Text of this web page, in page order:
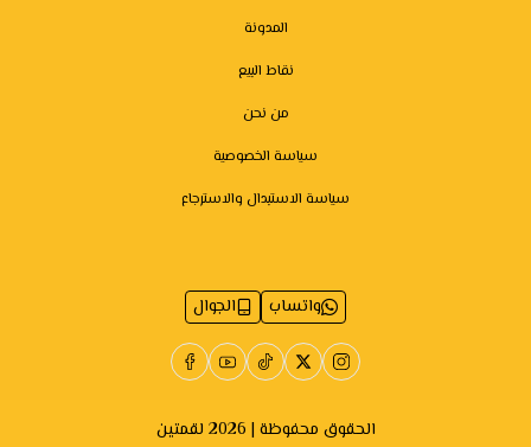
المدونة
نقاط البيع
من نحن
سياسة الخصوصية
سياسة الاستبدال والاسترجاع
واتساب الجوال
الحقوق محفوظة | 2026 لقمتين